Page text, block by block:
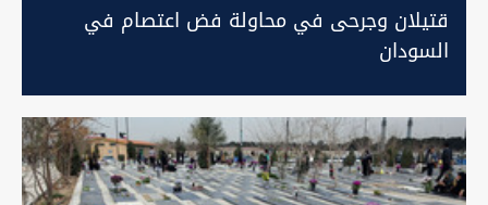
قتيلان وجرحى في محاولة فض اعتصام في
السودان